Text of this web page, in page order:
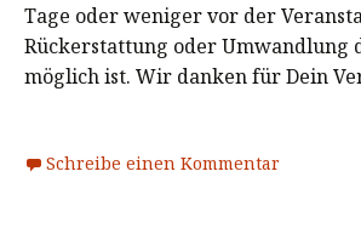
Tage oder weniger vor der
Rückerstattung oder Umwandlung
möglich ist. Wir danken für Dein
Schreibe einen Kommentar